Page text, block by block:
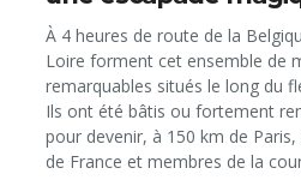
À 4 heures de route de la
Loire forment cet ensemble de
remarquables situés le long du
Ils ont été bâtis ou fortement
pour devenir, à 150 km de
de France et membres de la